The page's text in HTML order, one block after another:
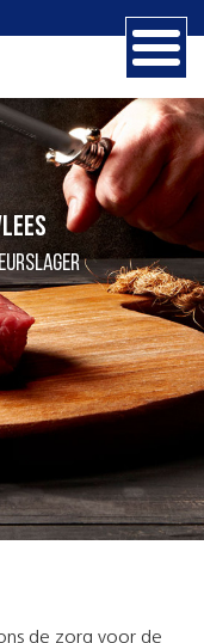
de zorg voor de